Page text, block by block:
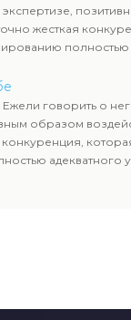
экспертизе,
жесткая
полностью
говорить о
образом
конкуренция,
адекватного